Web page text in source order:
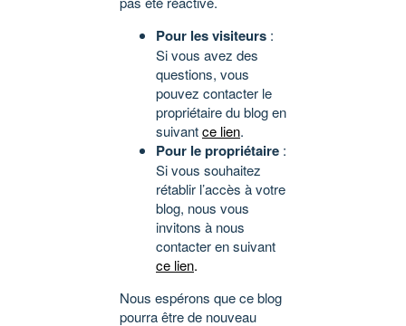
Pour les visiteurs :
Si vous avez des
questions, vous
pouvez contacter le
propriétaire du blog en
suivantce lien.
Pour le propriétaire :
Si vous souhaitez
rétablir l’accès à votre
blog, nous vous
invitons à nous
contacter en suivant
ce lien.
Nous espérons que ce blog
pourra être de nouveau